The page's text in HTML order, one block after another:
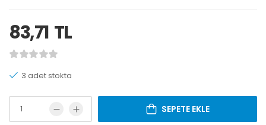
83,71 TL
3 adet stokta
SEPETE EKLE